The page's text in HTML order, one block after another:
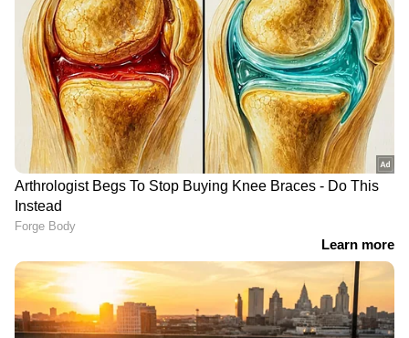
മാധ്യമങ്ങൾ റിപ്പോർട്ട് ചെയ്തു.
മത്സരത്തിന് ശേഷം ബാറ്റും സ്കോർ ബുക്കും
ലേലത്തിന് വെച്ചു. ലേലത്തിനും നെഹ്റു
നേതൃത്വം നൽകി. നെഹ്റുവിന്റെ കളക്ഷനിലെ
രണ്ട് ബാറ്റുകളും ലേലത്തിന്റെ
ഭാഗമായുണ്ടായിരുന്നു. 1948 നവംബറിൽ
ഇന്ത്യയുടെയും വെസ്റ്റ്ഇൻഡീസിന്റെയും
ബാറ്റായിരുന്നു അതിലൊന്ന്. അതിന് മുമ്പ് നടന്ന
ടെസ്റ്റ് മാച്ച് സമനിലയിൽ പിരിഞ്ഞിരുന്നു.
രണ്ടാമത്തെ ബാറ്റ് 1950ൽ ഇന്ത്യ സന്ദർശിച്ച